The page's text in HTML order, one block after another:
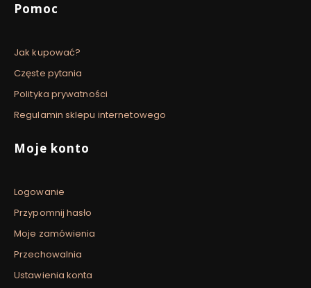
Pomoc
Jak kupować?
Częste pytania
Polityka prywatności
Regulamin sklepu internetowego
Moje konto
Logowanie
Przypomnij hasło
Moje zamówienia
Przechowalnia
Ustawienia konta